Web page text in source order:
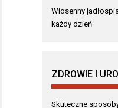
Wiosenny
każdy dzień
ZDROWIE I
Skuteczne